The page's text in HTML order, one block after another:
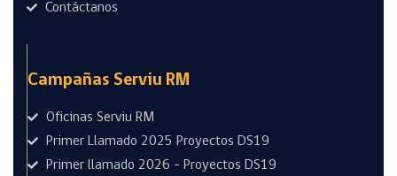
Contáctanos
Campañas Serviu RM
Oficinas Serviu RM
Primer Llamado 2025 Proyectos DS19
Primer llamado 2026 - Proyectos DS19